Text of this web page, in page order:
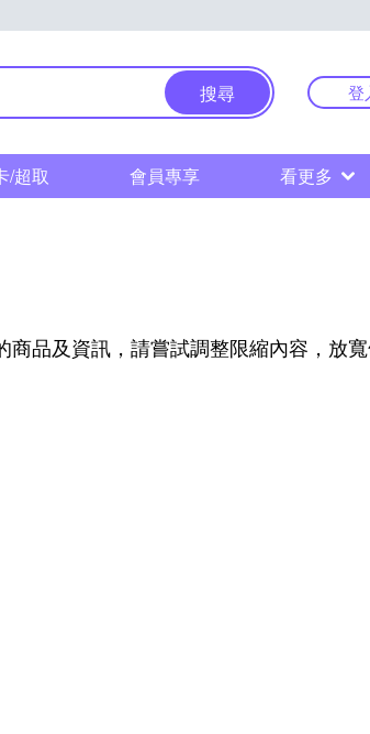
搜尋 登
/超取 會員專享 看更多
品及資訊，請嘗試調整限縮內容，放寬